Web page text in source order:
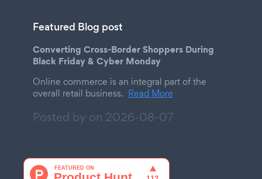
Featured Blog post
Converting Cross-Border Shoppers During
Black Friday & Cyber Monday
Online commerce is an integral part of the
overall retail business. Read More
Posted by on 2026-08-07